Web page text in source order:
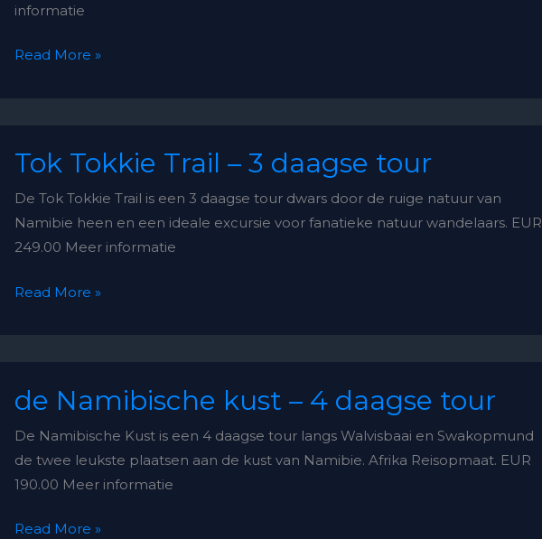
informatie
Read More »
Tok Tokkie Trail – 3 daagse tour
De Tok Tokkie Trail is een 3 daagse tour dwars door de ruige natuur van
Namibie heen en een ideale excursie voor fanatieke natuur wandelaars. EUR
249.00 Meer informatie
Tokkie
Read More »
de Namibische kust – 4 daagse tour
De Namibische Kust is een 4 daagse tour langs Walvisbaai en Swakopmund
de twee leukste plaatsen aan de kust van Namibie. Afrika Reisopmaat. EUR
190.00 Meer informatie
Namibische
–
4
daagse
tour
Read More »